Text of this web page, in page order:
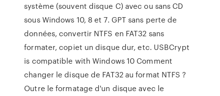
système (souvent disque C) avec ou sans CD
sous Windows 10, 8 et 7. GPT sans perte de
données, convertir NTFS en FAT32 sans
formater, copiet un disque dur, etc. USBCrypt
is compatible with Windows 10 Comment
changer le disque de FAT32 au format NTFS ?
Outre le formatage d'un disque avec le